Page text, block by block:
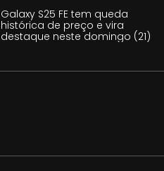
Galaxy S25 FE tem queda
histórica de preço e vira
destaque neste domingo (21)